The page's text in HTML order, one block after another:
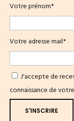
Votre prénom*
Votre adresse mail*
J'accepte de
connaissance de votre